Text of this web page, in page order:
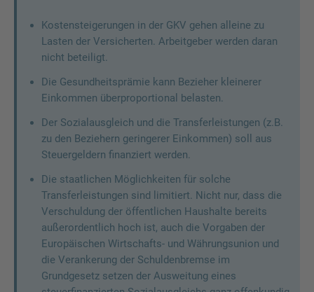
Kostensteigerungen in der GKV gehen alleine zu
Lasten der Versicherten. Arbeitgeber werden daran
nicht beteiligt.
Die Gesundheitsprämie kann Bezieher kleinerer
Einkommen überproportional belasten.
Der Sozialausgleich und die Transferleistungen (z.B.
zu den Beziehern geringerer Einkommen) soll aus
Steuergeldern finanziert werden.
Die staatlichen Möglichkeiten für solche
Transferleistungen sind limitiert. Nicht nur, dass die
Verschuldung der öffentlichen Haushalte bereits
außerordentlich hoch ist, auch die Vorgaben der
Europäischen Wirtschafts- und Währungsunion und
die Verankerung der Schuldenbremse im
Grundgesetz setzen der Ausweitung eines